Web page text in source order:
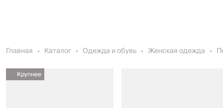
Главная Каталог Одежда и обувь Женская одежда
Крупнее